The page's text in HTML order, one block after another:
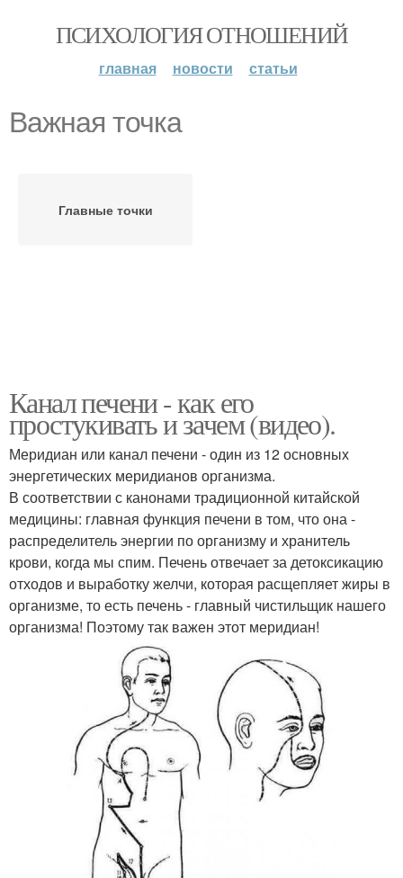
ПСИХОЛОГИЯ ОТНОШЕНИЙ
главная новости статьи
Важная точка
Главные точки
Канал печени - как его
простукивать и зачем (видео).
Меридиан или канал печени - один из 12 основных
энергетических меридианов организма.
В соответствии с канонами традиционной китайской
медицины: главная функция печени в том, что она -
распределитель энергии по организму и хранитель
крови, когда мы спим. Печень отвечает за детоксикацию
отходов и выработку желчи, которая расщепляет жиры в
организме, то есть печень - главный чистильщик нашего
организма! Поэтому так важен этот меридиан!